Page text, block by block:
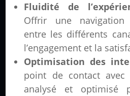
Fluidité de
Offrir une navigation
entre les différents
l’engagement et la
Optimisation des
point de contact
analysé et optimisé